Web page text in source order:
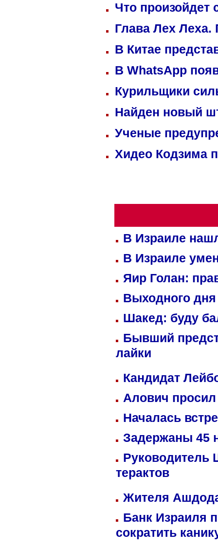
Что произойдет
Глава Лех
В Китае
В WhatsApp
Курильщики
Найден новый
Ученые
Хидео Кодзима
В Израиле
В Израиле
Яир Голан:
Выходного
Шакед: буду
Бывший
лайки
Кандидат
Алович просил
Началась
Задержаны 45
Руководитель
терактов
Жителя
Банк Израиля
сократить